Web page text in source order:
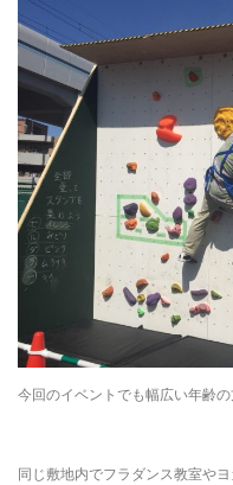
今回のイベントでも幅広い年齢の
同じ敷地内でフラダンス教室や